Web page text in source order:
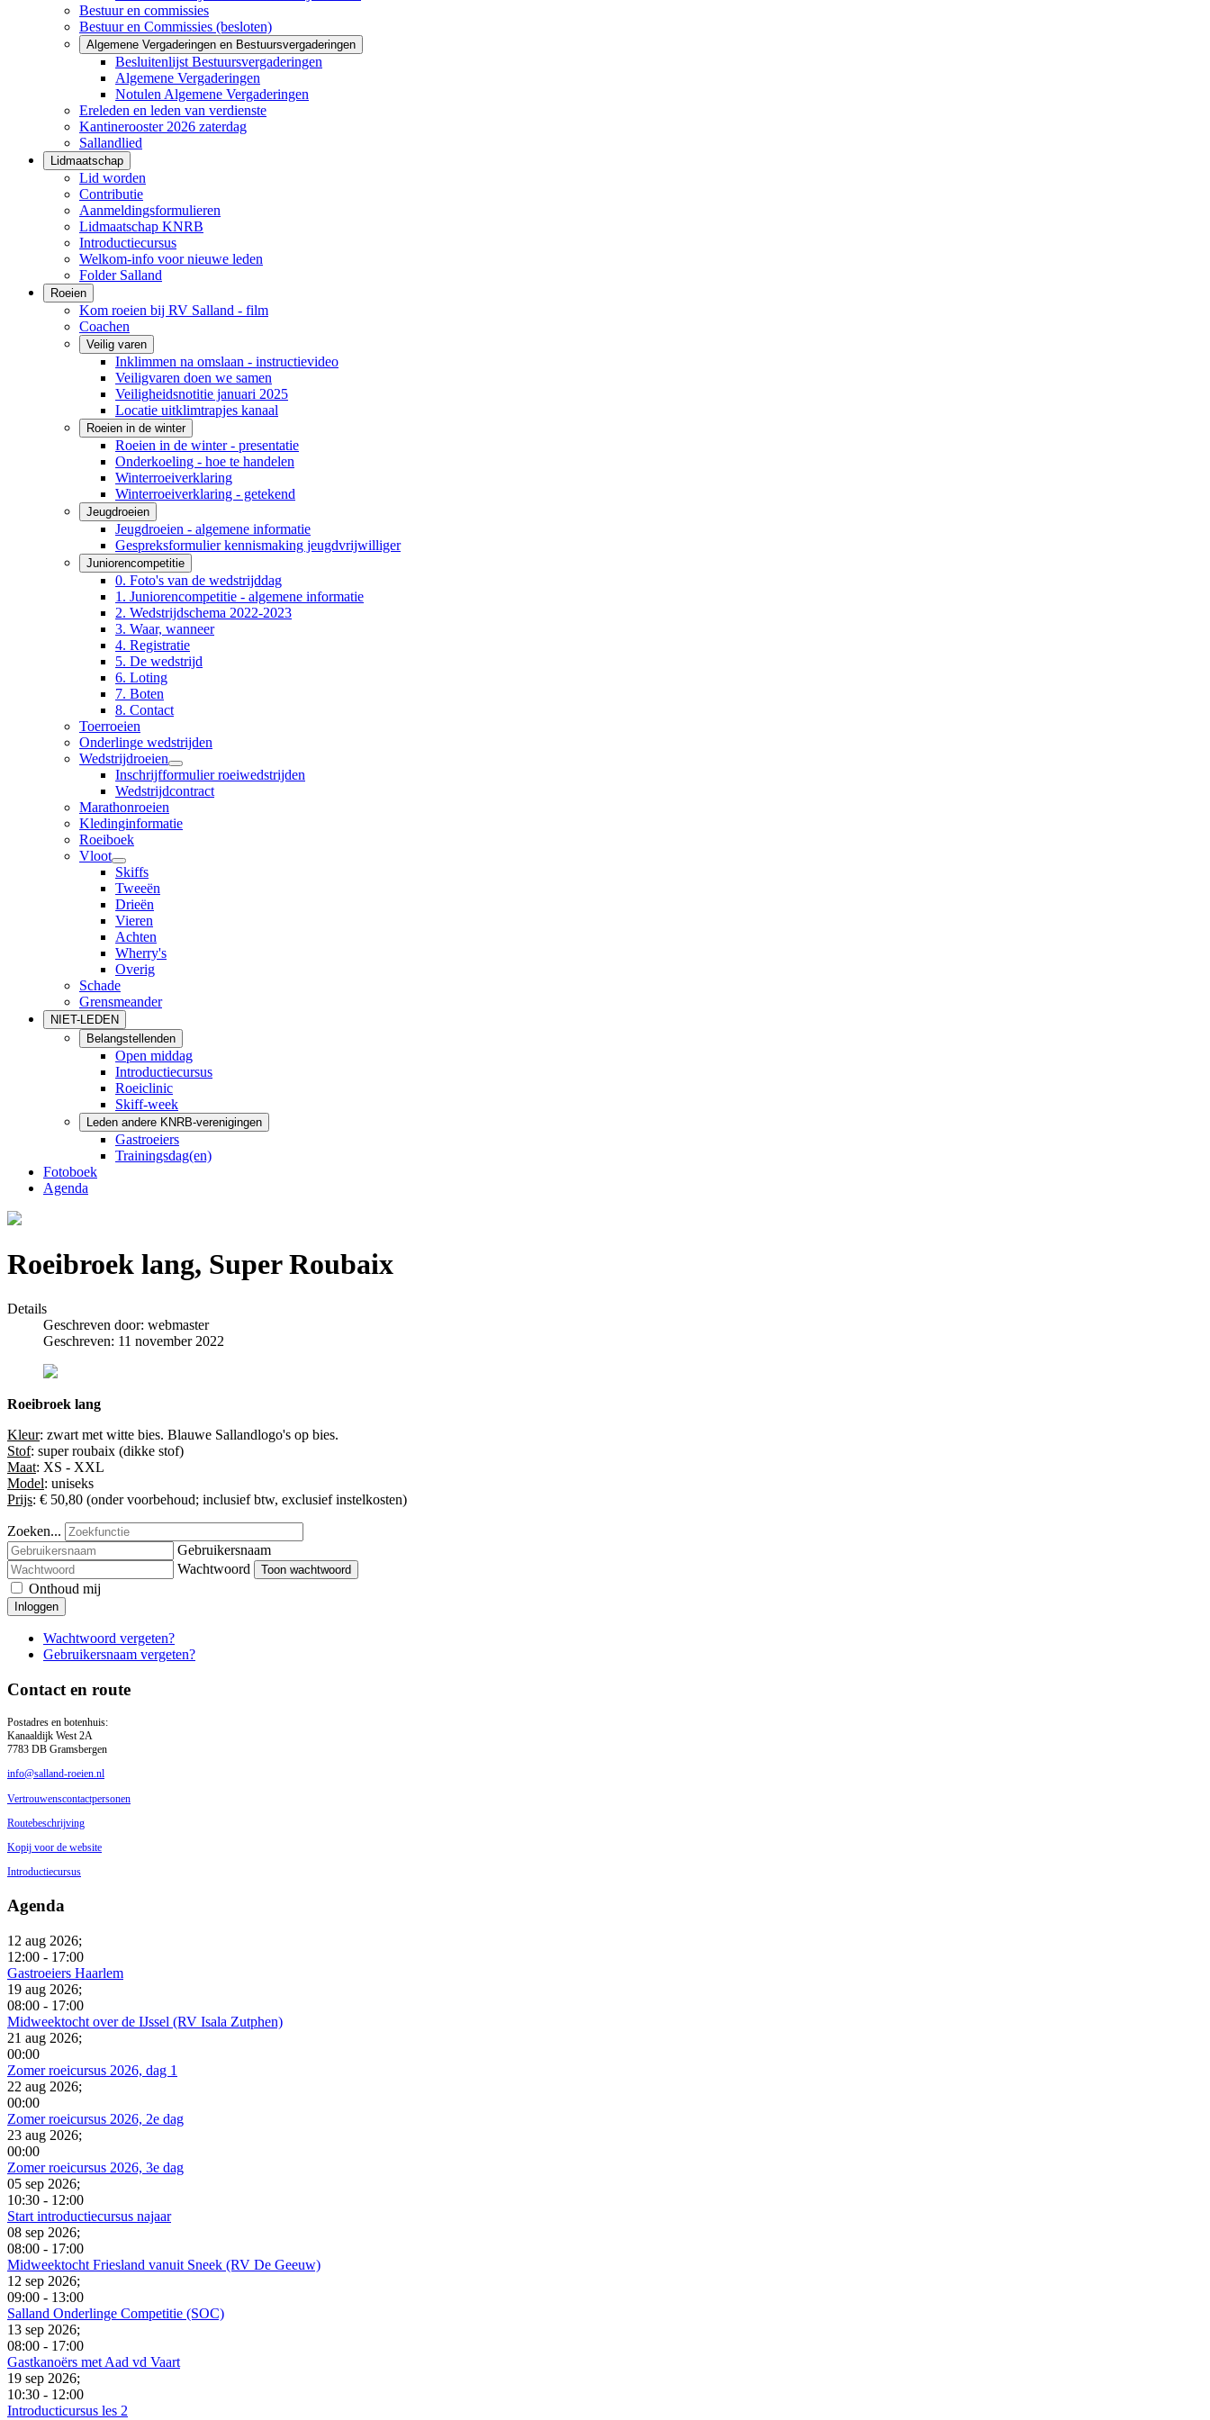
Bestuur en commissies
Bestuur en Commissies (besloten)
Algemene Vergaderingen en Bestuursvergaderingen
Besluitenlijst Bestuursvergaderingen
Algemene Vergaderingen
Notulen Algemene Vergaderingen
Ereleden en leden van verdienste
Kantinerooster 2026 zaterdag
Sallandlied
Lidmaatschap
Lid worden
Contributie
Aanmeldingsformulieren
Lidmaatschap KNRB
Introductiecursus
Welkom-info voor nieuwe leden
Folder Salland
Roeien
Kom roeien bij RV Salland - film
Coachen
Veilig varen
Inklimmen na omslaan - instructievideo
Veiligvaren doen we samen
Veiligheidsnotitie januari 2025
Locatie uitklimtrapjes kanaal
Roeien in de winter
Roeien in de winter - presentatie
Onderkoeling - hoe te handelen
Winterroeiverklaring
Winterroeiverklaring - getekend
Jeugdroeien
Jeugdroeien - algemene informatie
Gespreksformulier kennismaking jeugdvrijwilliger
Juniorencompetitie
0. Foto's van de wedstrijddag
1. Juniorencompetitie - algemene informatie
2. Wedstrijdschema 2022-2023
3. Waar, wanneer
4. Registratie
5. De wedstrijd
6. Loting
7. Boten
8. Contact
Toerroeien
Onderlinge wedstrijden
Wedstrijdroeien
Inschrijfformulier roeiwedstrijden
Wedstrijdcontract
Marathonroeien
Kledinginformatie
Roeiboek
Vloot
Skiffs
Tweeën
Drieën
Vieren
Achten
Wherry's
Overig
Schade
Grensmeander
NIET-LEDEN
Belangstellenden
Open middag
Introductiecursus
Roeiclinic
Skiff-week
Leden andere KNRB-verenigingen
Gastroeiers
Trainingsdag(en)
Fotoboek
Agenda
Roeibroek lang, Super Roubaix
Details
Geschreven door: webmaster
Geschreven: 11 november 2022
Roeibroek lang
Kleur: zwart met witte bies. Blauwe Sallandlogo's op bies.
Stof: super roubaix (dikke stof)
Maat: XS - XXL
Model: uniseks
Prijs: € 50,80 (onder voorbehoud; inclusief btw, exclusief instelkosten)
Zoeken...
Gebruikersnaam
Wachtwoord
Toon wachtwoord
Onthoud mij
Inloggen
Wachtwoord vergeten?
Gebruikersnaam vergeten?
Contact en route
Postadres en botenhuis:
Kanaaldijk West 2A
7783 DB Gramsbergen
info@salland-roeien.nl
Vertrouwenscontactpersonen
Routebeschrijving
Kopij voor de website
Introductiecursus
Agenda
12 aug 2026;
12:00 - 17:00
Gastroeiers Haarlem
19 aug 2026;
08:00 - 17:00
Midweektocht over de IJssel (RV Isala Zutphen)
21 aug 2026;
00:00
Zomer roeicursus 2026, dag 1
22 aug 2026;
00:00
Zomer roeicursus 2026, 2e dag
23 aug 2026;
00:00
Zomer roeicursus 2026, 3e dag
05 sep 2026;
10:30 - 12:00
Start introductiecursus najaar
08 sep 2026;
08:00 - 17:00
Midweektocht Friesland vanuit Sneek (RV De Geeuw)
12 sep 2026;
09:00 - 13:00
Salland Onderlinge Competitie (SOC)
13 sep 2026;
08:00 - 17:00
Gastkanoërs met Aad vd Vaart
19 sep 2026;
10:30 - 12:00
Introducticursus les 2